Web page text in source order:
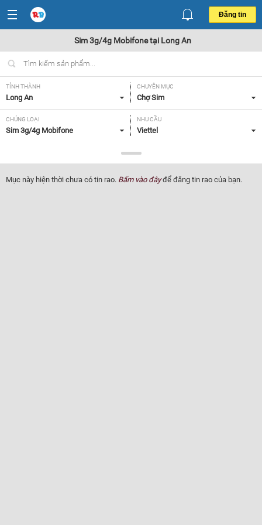
Đăng tin
Sim 3g/4g Mobifone tại Long An
TỈNH THÀNH
Long An
CHUYÊN MỤC
Chợ Sim
CHỦNG LOẠI
Sim 3g/4g Mobifone
NHU CẦU
Viettel
Tất cả
Mục này hiện thời chưa có tin rao. Bấm vào đâyđể đăng tin rao của bạn.